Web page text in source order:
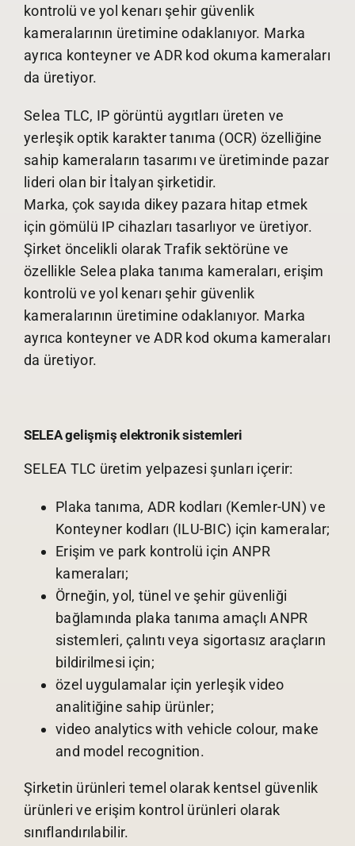
kontrolü ve yol kenarı şehir güvenlik
kameralarının üretimine odaklanıyor. Marka
ayrıca konteyner ve ADR kod okuma kameraları
da üretiyor.
Selea TLC, IP görüntü aygıtları üreten ve
yerleşik optik karakter tanıma (OCR) özelliğine
sahip kameraların tasarımı ve üretiminde pazar
lideri olan bir İtalyan şirketidir.
Marka, çok sayıda dikey pazara hitap etmek
için gömülü IP cihazları tasarlıyor ve üretiyor.
Şirket öncelikli olarak Trafik sektörüne ve
özellikle Selea plaka tanıma kameraları, erişim
kontrolü ve yol kenarı şehir güvenlik
kameralarının üretimine odaklanıyor. Marka
ayrıca konteyner ve ADR kod okuma kameraları
da üretiyor.
SELEA gelişmiş elektronik sistemleri
SELEA TLC üretim yelpazesi şunları içerir:
Plaka tanıma, ADR kodları (Kemler-UN) ve
Konteyner kodları (ILU-BIC) için kameralar;
Erişim ve park kontrolü için ANPR
kameraları;
Örneğin, yol, tünel ve şehir güvenliği
bağlamında plaka tanıma amaçlı ANPR
sistemleri, çalıntı veya sigortasız araçların
bildirilmesi için;
özel uygulamalar için yerleşik video
analitiğine sahip ürünler;
video analytics with vehicle colour, make
and model recognition.
Şirketin ürünleri temel olarak kentsel güvenlik
ürünleri ve erişim kontrol ürünleri olarak
sınıflandırılabilir.